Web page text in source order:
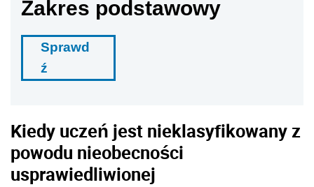
Zakres podstawowy
Sprawd
ź
Kiedy uczeń jest nieklasyfikowany z
powodu nieobecności
usprawiedliwionej